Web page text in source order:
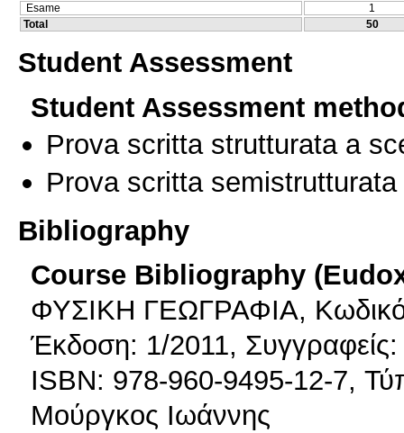
Esame
1
Total
50
Student Assessment
Student Assessment
Prova scritta strutturata a
Prova scritta
Bibliography
Course Bibliography
ΦΥΣΙΚΗ ΓΕΩΓΡΑΦΙΑ,
Έκδοση: 1/2011,
ISBN: 978-960-9495-12-7,
Μούργκος Ιωάννης